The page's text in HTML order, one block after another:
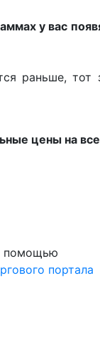
у вас
раньше,
цены на
помощью
портала